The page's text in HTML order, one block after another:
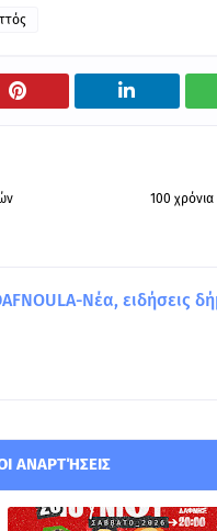
100
Νέα, ειδήσεις
ΑΝΑΡΤΉΣΕΙΣ